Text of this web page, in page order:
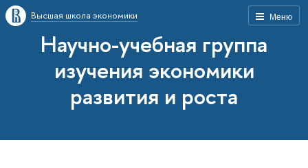
Меню
Высшая школа экономики
Научно-учебная группа
изучения экономики
развития и роста